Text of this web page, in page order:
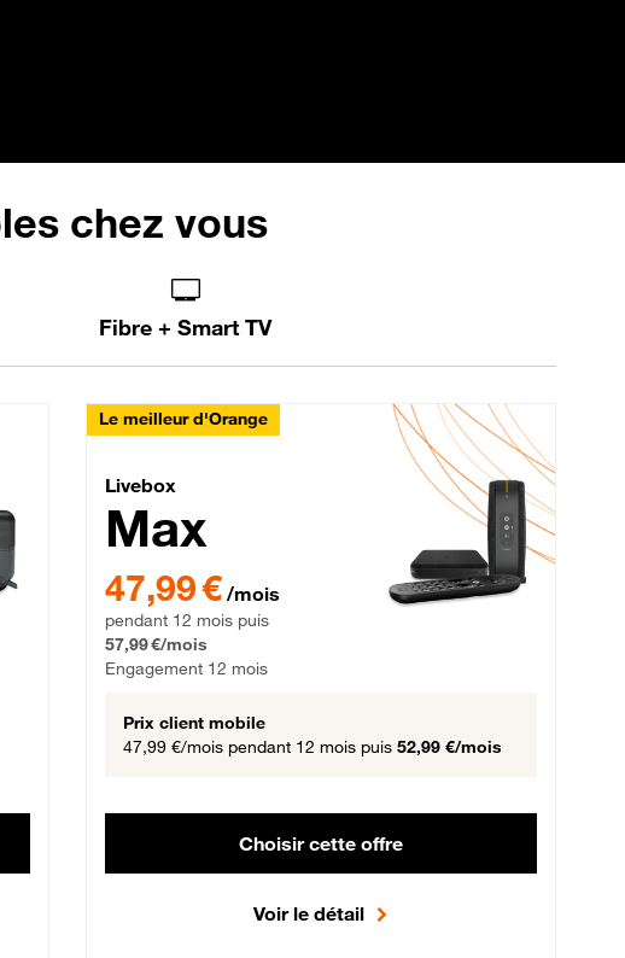
chez vous
Fibre + Smart TV
Engagement 12 mois
Le meilleur d'Orange
Livebox Max Fibre
Livebox
Max
47,99 € par mois pendant 12 mois puis 57,99 € par mois,
47,99 € /mois
pendant 12 mois puis
57,99 €/mois
Engagement 12 mois
Prix client mobile
47,99 €/mois pendant 12 mois puis 52,99 €/mois
Choisir cette offre
Voir le détail